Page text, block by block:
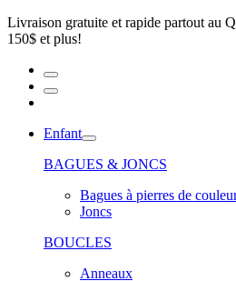
Livraison gratuite et rapide partout au
150$ et plus!
Enfant
BAGUES & JONCS
Bagues à pierres de
Joncs
BOUCLES
Anneaux